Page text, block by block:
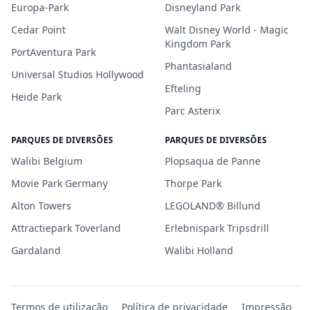
Europa-Park
Cedar Point
PortAventura Park
Universal Studios Hollywood
Heide Park
Disneyland Park
Walt Disney World - Magic
Kingdom Park
Phantasialand
Efteling
Parc Asterix
PARQUES DE DIVERSÕES
Walibi Belgium
Movie Park Germany
Alton Towers
Attractiepark Toverland
Gardaland
PARQUES DE DIVERSÕES
Plopsaqua de Panne
Thorpe Park
LEGOLAND® Billund
Erlebnispark Tripsdrill
Walibi Holland
Termos de utilização Política de privacidade Impressão